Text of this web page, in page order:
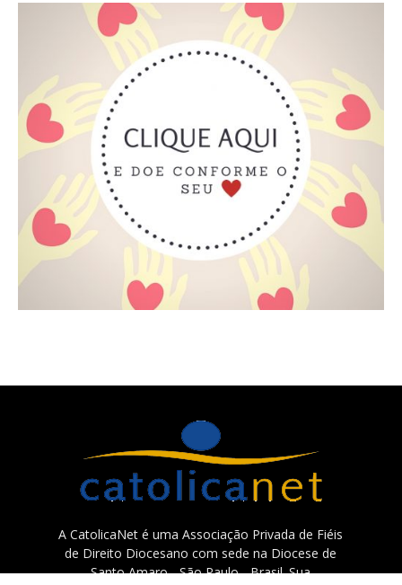
A CatolicaNet é uma Associação Privada de Fiéis
de Direito Diocesano com sede na Diocese de
Santo Amaro - São Paulo - Brasil. Sua